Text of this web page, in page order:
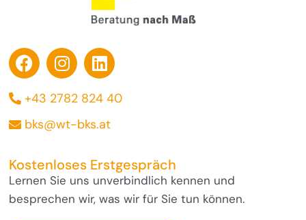
+43 2782 824 40
bks@wt-bks.at
Kostenloses Erstgespräch
Lernen Sie uns unverbindlich kennen und
besprechen wir, was wir für Sie tun können.